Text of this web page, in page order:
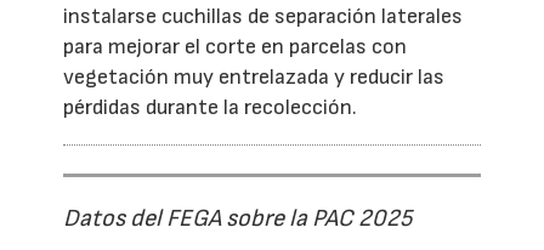
instalarse cuchillas de separación laterales
para mejorar el corte en parcelas con
vegetación muy entrelazada y reducir las
pérdidas durante la recolección.
Datos del FEGA sobre la PAC 2025